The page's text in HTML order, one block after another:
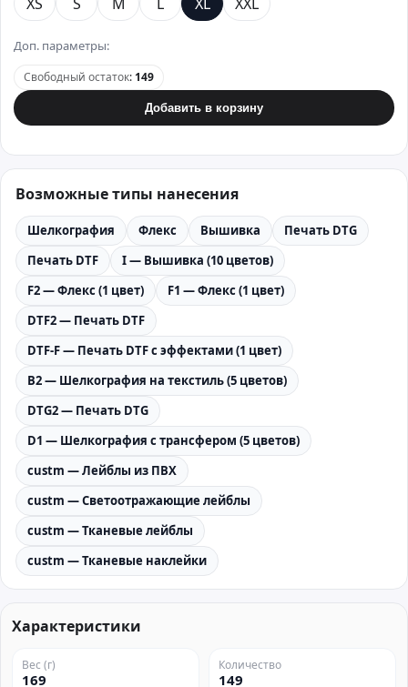
Доп. параметры:
Свободный остаток: 149
Добавить в корзину
Возможные типы нанесения
Шелкография Флекс Вышивка
Печать DTG
Печать DTF
I — Вышивка (10 цветов)
F2 — Флекс (1 цвет)
F1 — Флекс (1 цвет)
DTF2 — Печать DTF
DTF-F — Печать DTF с эффектами (1 цвет)
B2 — Шелкография на текстиль (5 цветов)
DTG2 — Печать DTG
D1 — Шелкография с трансфером (5 цветов)
custm — Лейблы из ПВХ
custm — Светоотражающие лейблы
custm — Тканевые лейблы
custm — Тканевые наклейки
Характеристики
Вес (г)
169
Количество
149